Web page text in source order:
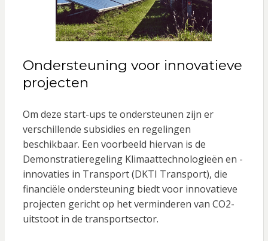
Ondersteuning voor innovatieve
projecten
Om deze start-ups te ondersteunen zijn er
verschillende subsidies en regelingen
beschikbaar. Een voorbeeld hiervan is de
Demonstratieregeling Klimaattechnologieën en -
innovaties in Transport (DKTI Transport), die
financiële ondersteuning biedt voor innovatieve
projecten gericht op het verminderen van CO2-
uitstoot in de transportsector.